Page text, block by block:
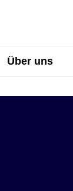
Über uns